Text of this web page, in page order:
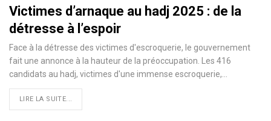
Victimes d’arnaque au hadj 2025 : de la
détresse à l’espoir
Face à la détresse des victimes d'escroquerie, le gouvernement
fait une annonce à la hauteur de la préoccupation. Les 416
candidats au hadj, victimes d'une immense escroquerie,…
LIRE LA SUITE...